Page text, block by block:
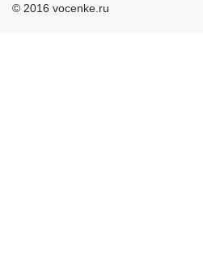
© 2016 vocenke.ru